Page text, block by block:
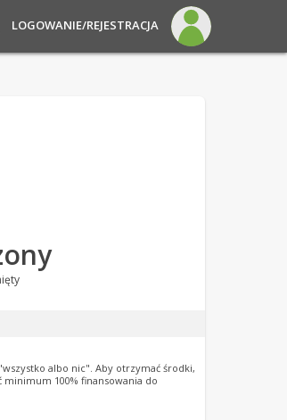
LOGOWANIE/REJESTRACJA
albo nic". Aby otrzymać środki,
minimum 100% finansowania do